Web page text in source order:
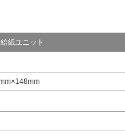
紙ユニット